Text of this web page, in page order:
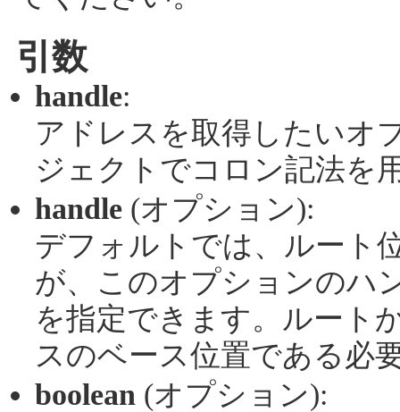
引数
handle:
アドレスを取得したいオ
ジェクトでコロン記法を
handle (オプション):
デフォルトでは、ルート
が、このオプションのハ
を指定できます。ルート
スのベース位置である必
boolean (オプション):